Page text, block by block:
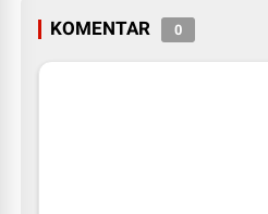
KOMENTAR 0